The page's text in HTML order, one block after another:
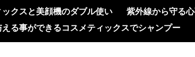
クスと美顔機のダブル使い
紫外線から守る
る事ができるコスメティックスでシャンプー